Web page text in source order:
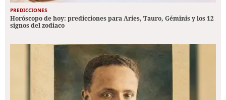
PREDICCIONES
Horóscopo de hoy: predicciones para Aries, Tauro, Géminis y los 12
signos del zodiaco